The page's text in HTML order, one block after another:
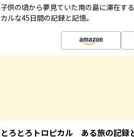
子供の頃から夢見ていた南の島に滞在す
カルな45日間の記録と記憶。
とろとろトロピカル ある旅の記